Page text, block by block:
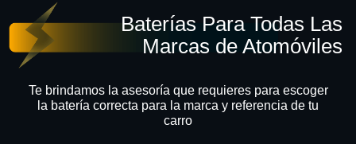
Baterías Para Todas Las
Marcas de Atomóviles
Te brindamos la asesoría que requieres para escoger
la batería correcta para la marca y referencia de tu
carro